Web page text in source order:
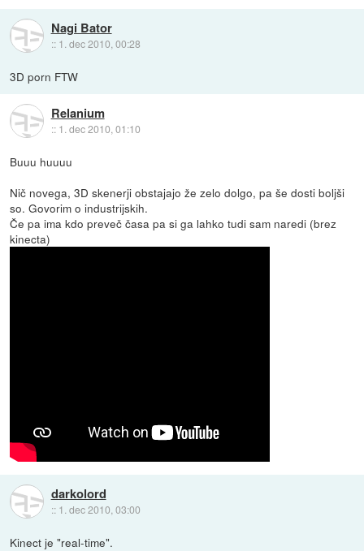
Nagi Bator
:: 1. dec 2010, 00:28
3D porn FTW
Relanium
:: 1. dec 2010, 01:10
Buuu huuuu
Nič novega, 3D skenerji obstajajo že zelo dolgo, pa še dosti boljši
so. Govorim o industrijskih.
Če pa ima kdo preveč časa pa si ga lahko tudi sam naredi (brez
kinecta)
darkolord
:: 1. dec 2010, 03:00
Kinect je "real-time".